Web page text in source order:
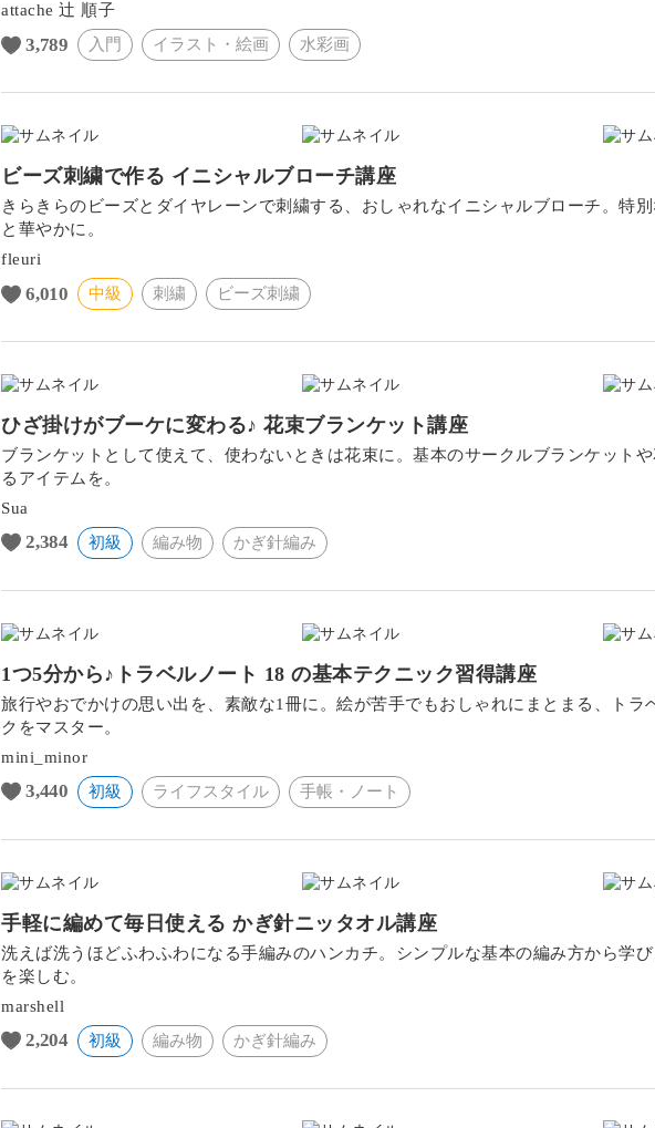
attache 辻 順子
3,789 入門 イラスト・絵画 水彩画
ビーズ刺繍で作る イニシャルブローチ講座
きらきらのビーズとダイヤレーンで刺繍する、おしゃれなイニシャルブローチ。特
と華やかに。
fleuri
6,010 中級 刺繍 ビーズ刺繍
ひざ掛けがブーケに変わる♪ 花束ブランケット講座
ブランケットとして使えて、使わないときは花束に。基本のサークルブランケット
るアイテムを。
Sua
2,384 初級 編み物 かぎ針編み
1つ5分から♪トラベルノート 18 の基本テクニック習得講座
旅行やおでかけの思い出を、素敵な1冊に。絵が苦手でもおしゃれにまとまる、トラ
クをマスター。
mini_minor
3,440 初級 ライフスタイル 手帳・ノート
手軽に編めて毎日使える かぎ針ニッタオル講座
洗えば洗うほどふわふわになる手編みのハンカチ。シンプルな基本の編み方から学
を楽しむ。
marshell
2,204 初級 編み物 かぎ針編み